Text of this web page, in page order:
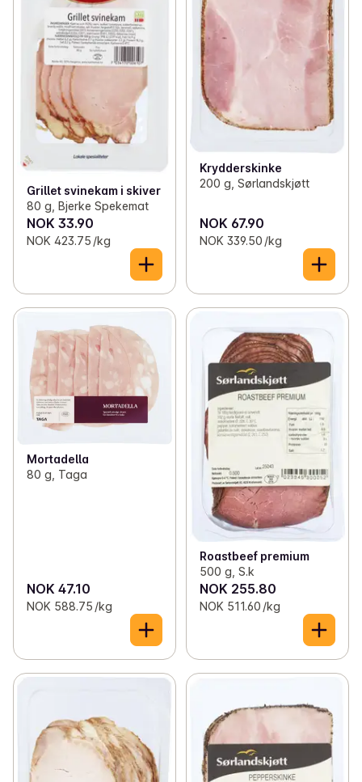
Grillet svinekam i skiver
80 g, Bjerke Spekemat
NOK 33.90
NOK 423.75 /kg
Krydderskinke
200 g, Sørlandskjøtt
NOK 67.90
NOK 339.50 /kg
Mortadella
80 g, Taga
NOK 47.10
NOK 588.75 /kg
Roastbeef premium
500 g, S.k
NOK 255.80
NOK 511.60 /kg